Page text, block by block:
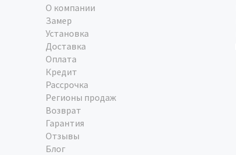
О компании
Замер
Установка
Доставка
Оплата
Кредит
Рассрочка
Регионы продаж
Возврат
Гарантия
Отзывы
Блог